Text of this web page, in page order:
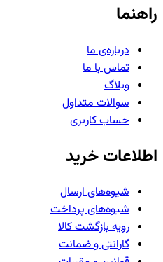
راهنما
درباره‌ی ما
تماس با ما
وبلاگ
سوالات متداول
حساب کاربری
اطلاعات خرید
شیوه‌های ارسال
شیوه‌های پرداخت
رویه بازگشت کالا
گارانتی و ضمانت